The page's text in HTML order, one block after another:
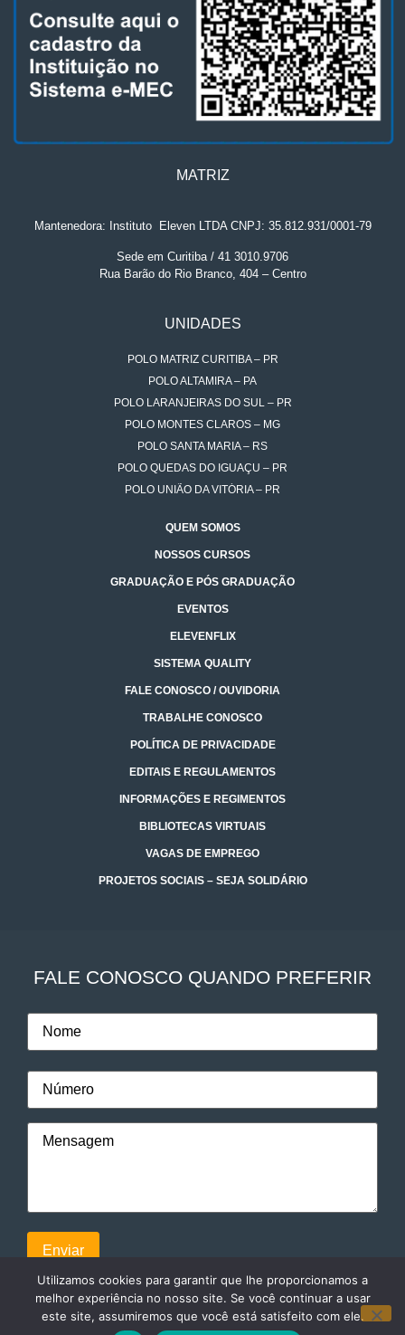
MATRIZ
Mantenedora: Instituto. Eleven LTDA CNPJ: 35.812.931/0001-79
Sede em Curitiba / 41 3010.9706
Rua Barão do Rio Branco, 404 – Centro
UNIDADES
POLO MATRIZ CURITIBA – PR
POLO ALTAMIRA – PA
POLO LARANJEIRAS DO SUL – PR
POLO MONTES CLAROS – MG
POLO SANTA MARIA – RS
POLO QUEDAS DO IGUAÇU – PR
POLO UNIÃO DA VITÓRIA – PR
QUEM SOMOS
NOSSOS CURSOS
GRADUAÇÃO E PÓS GRADUAÇÃO
EVENTOS
ELEVENFLIX
SISTEMA QUALITY
FALE CONOSCO / OUVIDORIA
TRABALHE CONOSCO
POLÍTICA DE PRIVACIDADE
EDITAIS E REGULAMENTOS
INFORMAÇÕES E REGIMENTOS
BIBLIOTECAS VIRTUAIS
VAGAS DE EMPREGO
PROJETOS SOCIAIS – SEJA SOLIDÁRIO
FALE CONOSCO QUANDO PREFERIR
Utilizamos cookies para garantir que lhe proporcionamos a
melhor experiência no nosso site. Se você continuar a usar
este site, assumiremos que você está satisfeito com ele.